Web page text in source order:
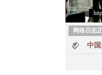
网络日志
中